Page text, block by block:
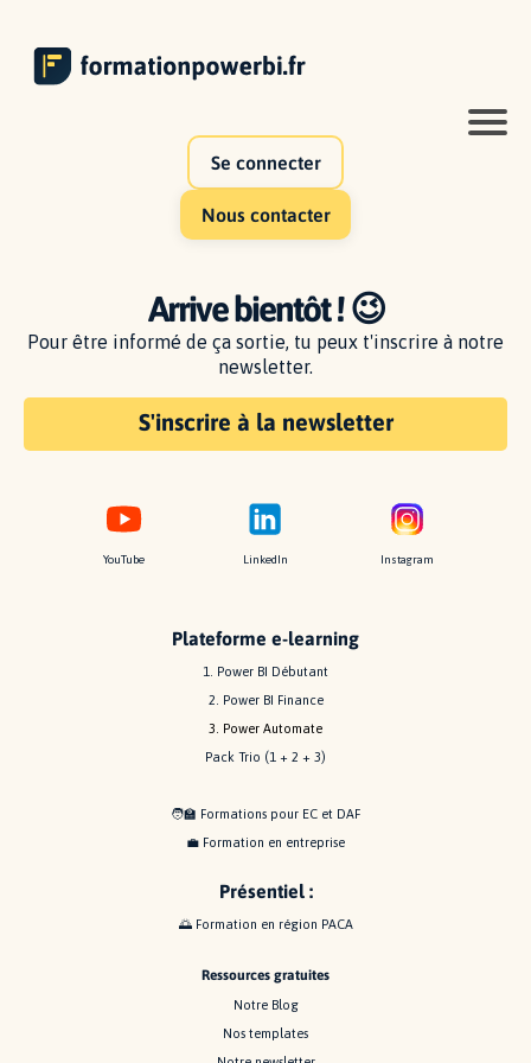
Se connecter
Nous contacter
Arrive bientôt ! 😉
Pour être informé de ça sortie, tu peux t'inscrire à notre
newsletter.
S'inscrire à la newsletter
Plateforme e-learning
1. Power BI Débutant
2. Power BI Finance
3. Power Automate
Pack Trio (1 + 2 + 3)
🧑‍🏫 Formations pour EC et DAF
💼 Formation en entreprise
Présentiel :
🌅 Formation en région PACA
Ressources gratuites
Notre Blog
Nos templates
YouTube LinkedIn Instagram